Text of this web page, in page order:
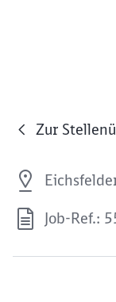
Zur
Job-Ref.: